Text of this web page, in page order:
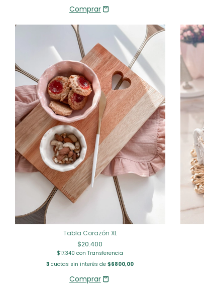
Tabla Corazón XL
$20.400
$17.340con Transferencia
3 cuotas sin interés de$6800,00